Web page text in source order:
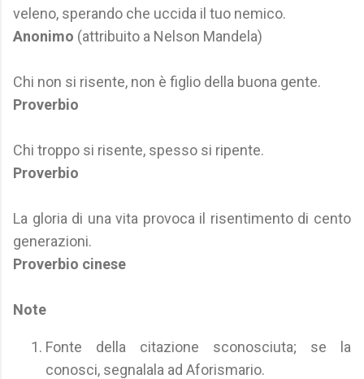
veleno, sperando che uccida il tuo nemico.
Anonimo (attribuito a Nelson Mandela)
Chi non si risente, non è figlio della buona gente.
Proverbio
Chi troppo si risente, spesso si ripente.
Proverbio
La gloria di una vita provoca il risentimento di cento
generazioni.
Proverbio cinese
Note
Fonte della citazione sconosciuta; se la
conosci, segnalala ad Aforismario.